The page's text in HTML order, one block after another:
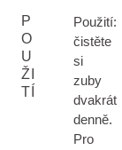
P
O
U
ŽI
TÍ
Použití:
čistěte
si
zuby
dvakrát
denně.
Pro